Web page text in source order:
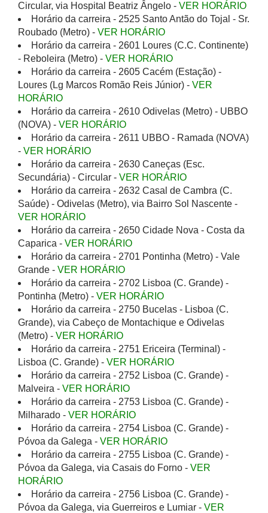
Circular, via Hospital Beatriz Ângelo - VER HORÁRIO
Horário da carreira - 2525 Santo Antão do Tojal - Sr.
Roubado (Metro) - VER HORÁRIO
Horário da carreira - 2601 Loures (C.C. Continente)
- Reboleira (Metro) - VER HORÁRIO
Horário da carreira - 2605 Cacém (Estação) -
Loures (Lg Marcos Romão Reis Júnior) - VER
HORÁRIO
Horário da carreira - 2610 Odivelas (Metro) - UBBO
(NOVA) - VER HORÁRIO
Horário da carreira - 2611 UBBO - Ramada (NOVA)
- VER HORÁRIO
Horário da carreira - 2630 Caneças (Esc.
Secundária) - Circular - VER HORÁRIO
Horário da carreira - 2632 Casal de Cambra (C.
Saúde) - Odivelas (Metro), via Bairro Sol Nascente -
VER HORÁRIO
Horário da carreira - 2650 Cidade Nova - Costa da
Caparica - VER HORÁRIO
Horário da carreira - 2701 Pontinha (Metro) - Vale
Grande - VER HORÁRIO
Horário da carreira - 2702 Lisboa (C. Grande) -
Pontinha (Metro) - VER HORÁRIO
Horário da carreira - 2750 Bucelas - Lisboa (C.
Grande), via Cabeço de Montachique e Odivelas
(Metro) - VER HORÁRIO
Horário da carreira - 2751 Ericeira (Terminal) -
Lisboa (C. Grande) - VER HORÁRIO
Horário da carreira - 2752 Lisboa (C. Grande) -
Malveira - VER HORÁRIO
Horário da carreira - 2753 Lisboa (C. Grande) -
Milharado - VER HORÁRIO
Horário da carreira - 2754 Lisboa (C. Grande) -
Póvoa da Galega - VER HORÁRIO
Horário da carreira - 2755 Lisboa (C. Grande) -
Póvoa da Galega, via Casais do Forno - VER
HORÁRIO
Horário da carreira - 2756 Lisboa (C. Grande) -
Póvoa da Galega, via Guerreiros e Lumiar - VER